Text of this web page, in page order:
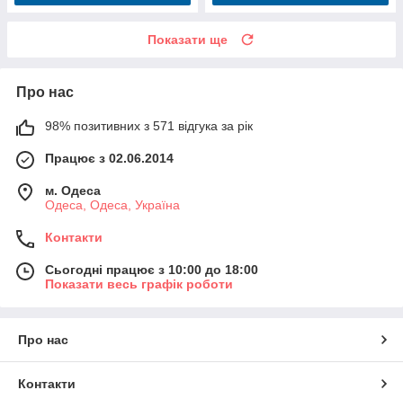
Показати ще
Про нас
98% позитивних з 571 відгука за рік
Працює з 02.06.2014
м. Одеса
Одеса, Одеса, Україна
Контакти
Сьогодні працює з 10:00 до 18:00
Показати весь графік роботи
Про нас
Контакти